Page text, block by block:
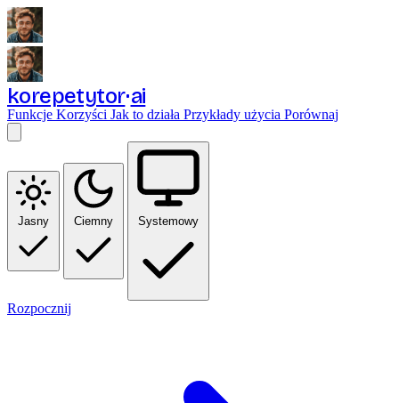
korepetytor ai
Funkcje Korzyści Jak to działa Przykłady użycia Porównaj
Jasny Ciemny Systemowy
Rozpocznij